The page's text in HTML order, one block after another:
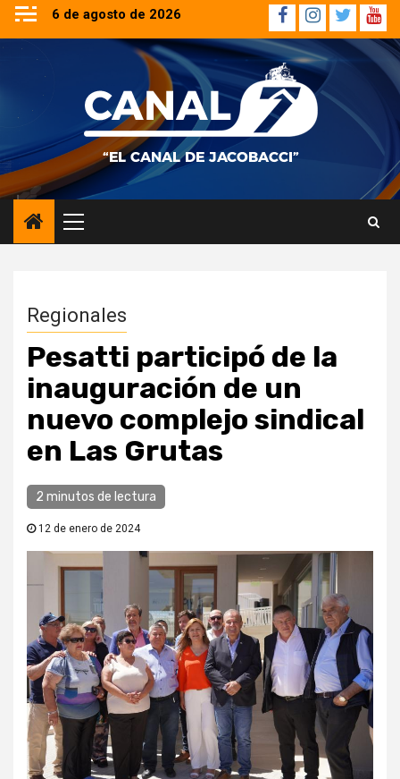
Saltar
contenido
6 de agosto de 2026 Facebook
Instagram
Twitter
Menú
principal
Regionales
Pesatti participó de la
inauguración de un
nuevo complejo sindical
en Las Grutas
2 minutos de lectura
12 de enero de 2024